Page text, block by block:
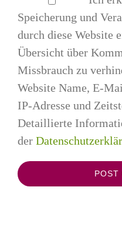
Speicherung und
durch diese Website
Übersicht über
Missbrauch zu
Website Name, E-
IP-Adresse und
Detaillierte
der